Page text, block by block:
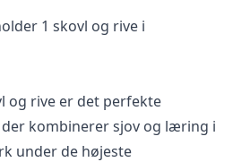
1 skovl og rive i
og rive er det perfekte
kombinerer sjov og læring i
under de højeste